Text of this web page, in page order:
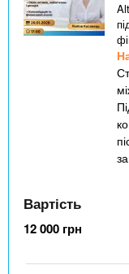
Вартість
12 000 грн